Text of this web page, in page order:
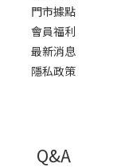
門市據點
會員福利
最新消息
隱私政策
Q&A